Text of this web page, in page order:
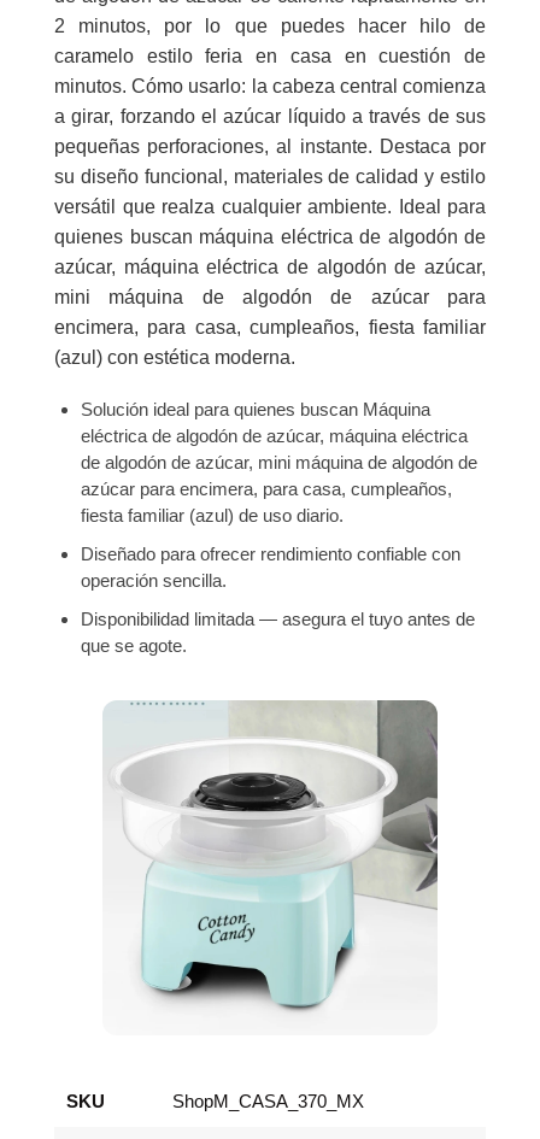
2 minutos, por lo que puedes hacer hilo de
caramelo estilo feria en casa en cuestión de
minutos. Cómo usarlo: la cabeza central comienza
a girar, forzando el azúcar líquido a través de sus
pequeñas perforaciones, al instante. Destaca por
su diseño funcional, materiales de calidad y estilo
versátil que realza cualquier ambiente. Ideal para
quienes buscan máquina eléctrica de algodón de
azúcar, máquina eléctrica de algodón de azúcar,
mini máquina de algodón de azúcar para
encimera, para casa, cumpleaños, fiesta familiar
(azul) con estética moderna.
Solución ideal para quienes buscan Máquina
eléctrica de algodón de azúcar, máquina eléctrica
de algodón de azúcar, mini máquina de algodón de
azúcar para encimera, para casa, cumpleaños,
fiesta familiar (azul) de uso diario.
Diseñado para ofrecer rendimiento confiable con
operación sencilla.
Disponibilidad limitada — asegura el tuyo antes de
que se agote.
SKU ShopM_CASA_370_MX